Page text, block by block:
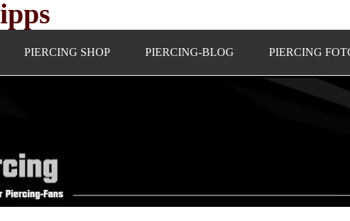
PIERCING SHOP PIERCING-BLOG PIERCING